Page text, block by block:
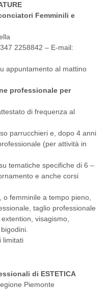
Femminili e
2258842 – E-mail:
appuntamento al mattino
professionale per
di frequenza al
parrucchieri e, dopo 4 anni
(per attività in
tematiche specifiche di 6 –
e anche corsi
femminile a tempo pieno,
taglio professionale
visagismo,
limitati
di ESTETICA
Piemonte